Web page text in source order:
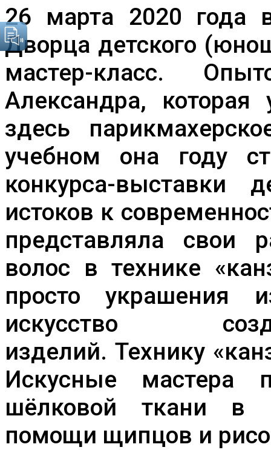
«Заколки
из
продолжится
в
—
26 марта 2020 года
Дворца детского
мастер-класс.
Александра,
здесь
учебном она году
конкурса-выставки
истоков к
представляла свои
волос в технике
просто украшения
искусство
изделий. Технику
Искусные мастера
шёлковой ткани в
помощи щипцов и